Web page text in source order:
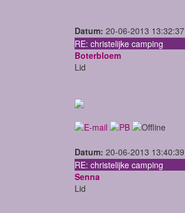
Datum: 20-06-2013 13:32:37
RE: christelijke camping
Boterbloem
Lid
Datum: 20-06-2013 13:40:39
RE: christelijke camping
Senna
Lid